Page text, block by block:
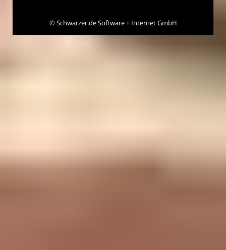
©Schwarzer.de Software + Internet GmbH